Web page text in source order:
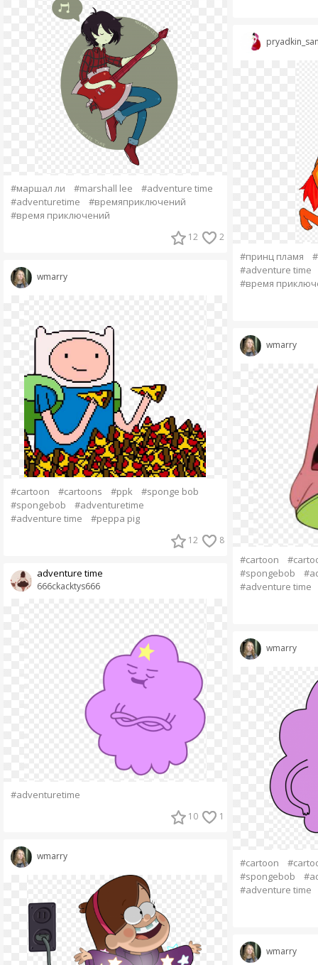
#маршал ли #marshall lee
#adventure time
#adventuretime
#времяприключений
#время приключений
12 2
wmarry
#cartoon #cartoons #ppk
#sponge bob
#spongebob
#adventuretime
#adventure time
#peppa pig
12 8
666ckacktys666
adventure time
#adventuretime
10 1
wmarry
#принц пламя
#adventure time
#время
wmarry
#cartoon
#spongebob
#adventure time
wmarry
#cartoon
#spongebob
#adventure time
wmarry